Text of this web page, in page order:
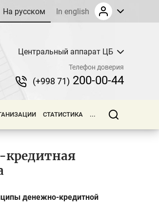
На русском In english
Центральный аппарат ЦБ
Телефон доверия
(+998 71) 200-00-44
СТАТИСТИКА ...
денежно-кредитной